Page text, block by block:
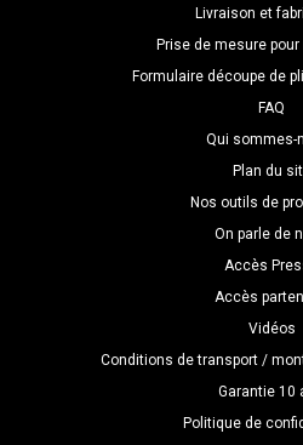
Livraison et
Prise de mesure
Formulaire découpe de
FAQ
Qui sommes-
Plan du
Nos outils de
On parle de
Accès
Accès
Vidéos
Conditions de transport /
Garantie 10
Politique de